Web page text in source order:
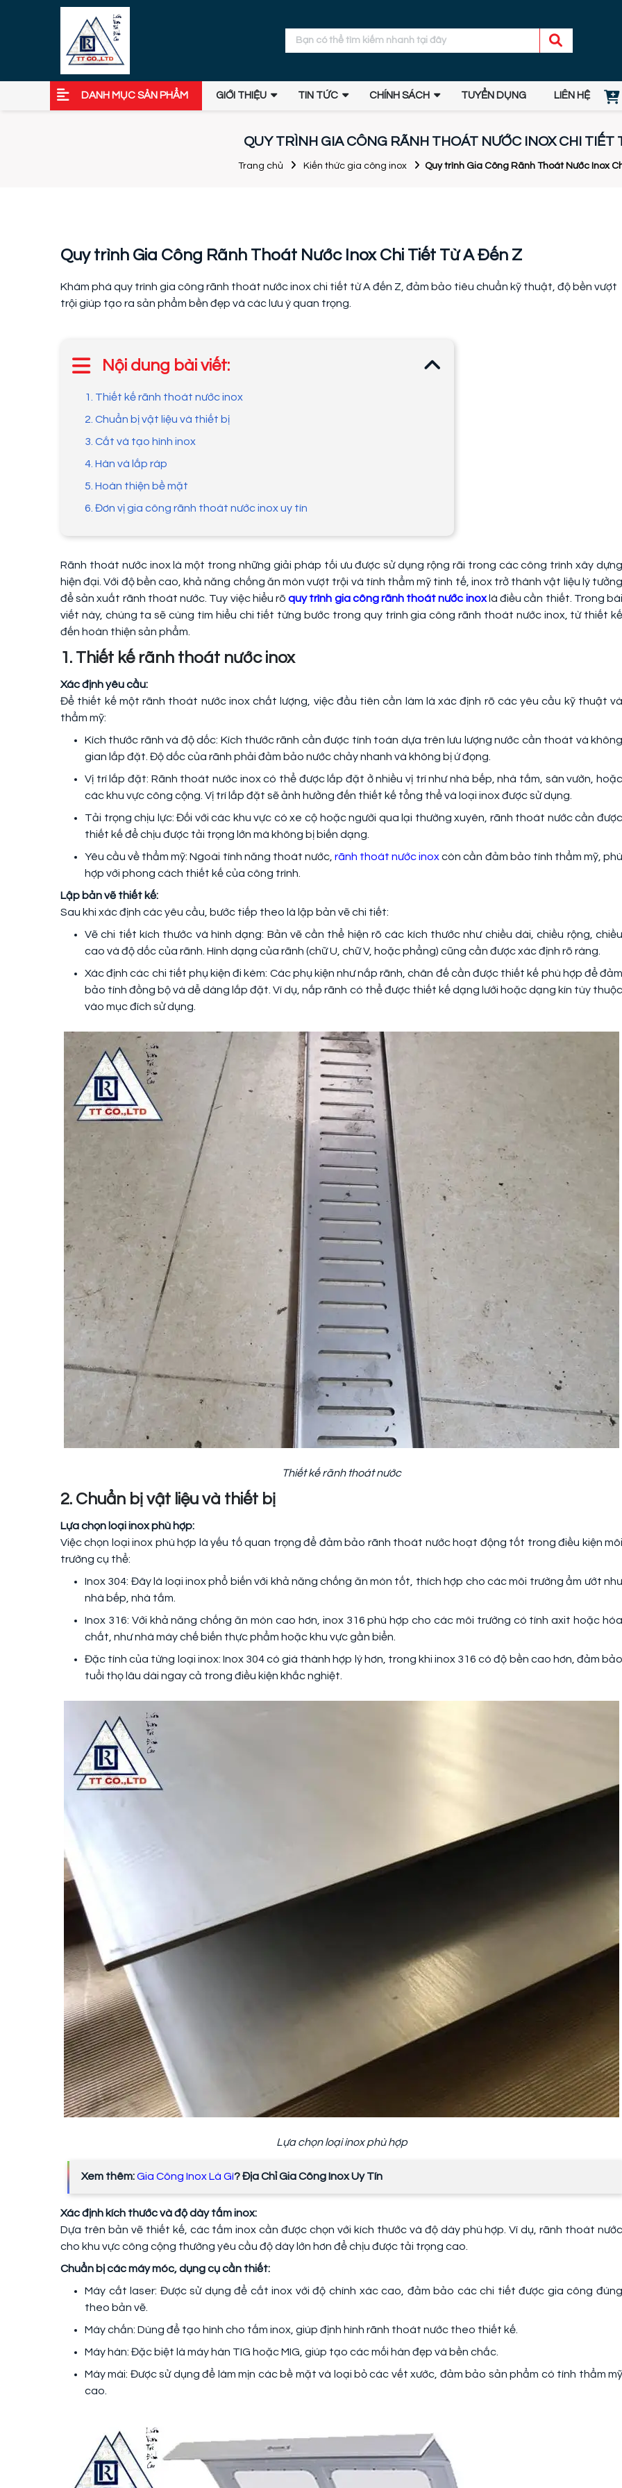
DANH MỤC SẢN PHẨM GIỚI THIỆU TIN TỨC CHÍNH SÁCH TUYỂN DỤNG LIÊN HỆ
QUY TRÌNH GIA CÔNG RÃNH THOÁT NƯỚC INOX CHI TIẾT
Trang chủ Kiến thức gia công inox Quy trình Gia Công Rãnh Thoát Nước Inox
Quy trình Gia Công Rãnh Thoát Nước Inox Chi Tiết Từ A Đến Z
Khám phá quy trình gia công rãnh thoát nước inox chi tiết từ A đến Z, đảm bảo tiêu chuẩn kỹ thuật, độ bền vượt
trội giúp tạo ra sản phẩm bền đẹp và các lưu ý quan trọng.
Nội dung bài viết:
1. Thiết kế rãnh thoát nước inox
2. Chuẩn bị vật liệu và thiết bị
3. Cắt và tạo hình inox
4. Hàn và lắp ráp
5. Hoàn thiện bề mặt
6. Đơn vị gia công rãnh thoát nước inox uy tín
Rãnh thoát nước inox là một trong những giải pháp tối ưu được sử dụng rộng rãi trong các công trình xây dựng
hiện đại. Với độ bền cao, khả năng chống ăn mòn vượt trội và tính thẩm mỹ tinh tế, inox trở thành vật liệu lý tưởng
để sản xuất rãnh thoát nước. Tuy việc hiểu rõquy trình gia công rãnh thoát nước inoxlà điều cần thiết. Trong bài
viết này, chúng ta sẽ cùng tìm hiểu chi tiết từng bước trong quy trình gia công rãnh thoát nước inox, từ thiết kế
đến hoàn thiện sản phẩm.
1. Thiết kế rãnh thoát nước inox
Xác định yêu cầu:
Để thiết kế một rãnh thoát nước inox chất lượng, việc đầu tiên cần làm là xác định rõ các yêu cầu kỹ thuật và
thẩm mỹ:
Kích thước rãnh và độ dốc: Kích thước rãnh cần được tính toán dựa trên lưu lượng nước cần thoát và không
gian lắp đặt. Độ dốc của rãnh phải đảm bảo nước chảy nhanh và không bị ứ đọng.
Vị trí lắp đặt: Rãnh thoát nước inox có thể được lắp đặt ở nhiều vị trí như nhà bếp, nhà tắm, sân vườn, hoặc
các khu vực công cộng. Vị trí lắp đặt sẽ ảnh hưởng đến thiết kế tổng thể và loại inox được sử dụng.
Tải trọng chịu lực: Đối với các khu vực có xe cộ hoặc người qua lại thường xuyên, rãnh thoát nước cần được
thiết kế để chịu được tải trọng lớn mà không bị biến dạng.
Yêu cầu về thẩm mỹ: Ngoài tính năng thoát nước, rãnh thoát nước inox còn cần đảm bảo tính thẩm mỹ, phù
hợp với phong cách thiết kế của công trình.
Lập bản vẽ thiết kế:
Sau khi xác định các yêu cầu, bước tiếp theo là lập bản vẽ chi tiết:
Vẽ chi tiết kích thước và hình dạng: Bản vẽ cần thể hiện rõ các kích thước như chiều dài, chiều rộng, chiều
cao và độ dốc của rãnh. Hình dạng của rãnh (chữ U, chữ V, hoặc phẳng) cũng cần được xác định rõ ràng.
Xác định các chi tiết phụ kiện đi kèm: Các phụ kiện như nắp rãnh, chân đế cần được thiết kế phù hợp để đảm
bảo tính đồng bộ và dễ dàng lắp đặt. Ví dụ, nắp rãnh có thể được thiết kế dạng lưới hoặc dạng kín tùy thuộc
vào mục đích sử dụng.
Thiết kế rãnh thoát nước
2. Chuẩn bị vật liệu và thiết bị
Lựa chọn loại inox phù hợp:
Việc chọn loại inox phù hợp là yếu tố quan trọng để đảm bảo rãnh thoát nước hoạt động tốt trong điều kiện môi
trường cụ thể:
Inox 304: Đây là loại inox phổ biến với khả năng chống ăn mòn tốt, thích hợp cho các môi trường ẩm ướt như
nhà bếp, nhà tắm.
Inox 316: Với khả năng chống ăn mòn cao hơn, inox 316 phù hợp cho các môi trường có tính axit hoặc hóa
chất, như nhà máy chế biến thực phẩm hoặc khu vực gần biển.
Đặc tính của từng loại inox: Inox 304 có giá thành hợp lý hơn, trong khi inox 316 có độ bền cao hơn, đảm bảo
tuổi thọ lâu dài ngay cả trong điều kiện khắc nghiệt.
Lựa chọn loại inox phù hợp
Xem thêm:Gia Công Inox Là Gì? Địa Chỉ Gia Công Inox Uy Tín
Xác định kích thước và độ dày tấm inox:
Dựa trên bản vẽ thiết kế, các tấm inox cần được chọn với kích thước và độ dày phù hợp. Ví dụ, rãnh thoát nước
cho khu vực công cộng thường yêu cầu độ dày lớn hơn để chịu được tải trọng cao.
Chuẩn bị các máy móc, dụng cụ cần thiết:
Máy cắt laser: Được sử dụng để cắt inox với độ chính xác cao, đảm bảo các chi tiết được gia công đúng
theo bản vẽ.
Máy chấn: Dùng để tạo hình cho tấm inox, giúp định hình rãnh thoát nước theo thiết kế.
Máy hàn: Đặc biệt là máy hàn TIG hoặc MIG, giúp tạo các mối hàn đẹp và bền chắc.
Máy mài: Được sử dụng để làm mịn các bề mặt và loại bỏ các vết xước, đảm bảo sản phẩm có tính thẩm mỹ
cao.